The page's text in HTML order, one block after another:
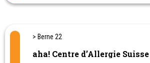
> Berne 22
aha! Centre d’Allergie Suisse